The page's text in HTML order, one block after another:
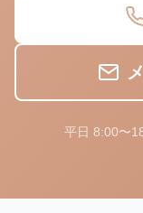
平日 8:00〜